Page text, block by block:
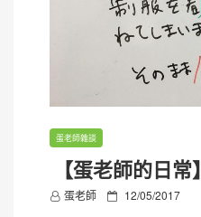
蛋老師雜談
【蛋老師的日常】
蛋老師
P 12/05/2017